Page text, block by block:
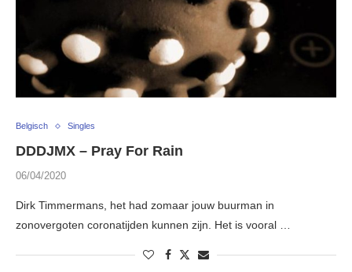
Belgisch Singles
DDDJMX – Pray For Rain
06/04/2020
Dirk Timmermans, het had zomaar jouw buurman in
zonovergoten coronatijden kunnen zijn. Het is vooral …